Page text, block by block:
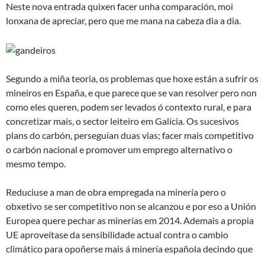
Neste nova entrada quixen facer unha comparación, moi
lonxana de apreciar, pero que me mana na cabeza dia a dia.
Segundo a miña teoria, os problemas que hoxe están a sufrir os
mineiros en España, e que parece que se van resolver pero non
como eles queren, podem ser levados ó contexto rural, e para
concretizar mais, o sector leiteiro em Galícia. Os sucesivos
plans do carbón, perseguían duas vias; facer mais competitivo
o carbón nacional e promover um emprego alternativo o
mesmo tempo.
Reduciuse a man de obra empregada na minería pero o
obxetivo se ser competitivo non se alcanzou e por eso a Unión
Europea quere pechar as minerías em 2014. Ademais a propia
UE aproveítase da sensibilidade actual contra o cambio
climático para opoñerse mais á minería española decindo que